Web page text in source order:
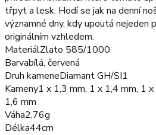
třpyt a lesk. Hodí se jak na denní
významné dny, kdy upoutá nejeden
originálním vzhledem.
MateriálZlato 585/1000
Barvabílá, červená
Druh kameneDiamant GH/SI1
Kameny1 x 1,3 mm, 1 x 1,4 mm, 1
1,6 mm
Váha2,76g
Délka44cm